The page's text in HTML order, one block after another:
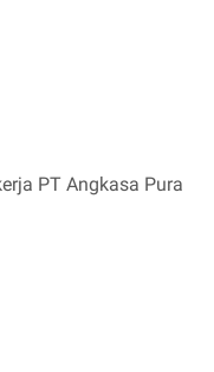
PT Angkasa Pura